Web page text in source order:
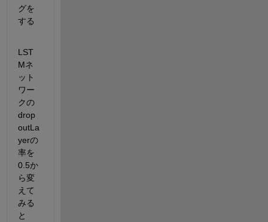
グを
する
LST
Mネ
ット
ワー
クの
drop
outLa
yerの
率を
0.5か
ら変
えて
みる
と